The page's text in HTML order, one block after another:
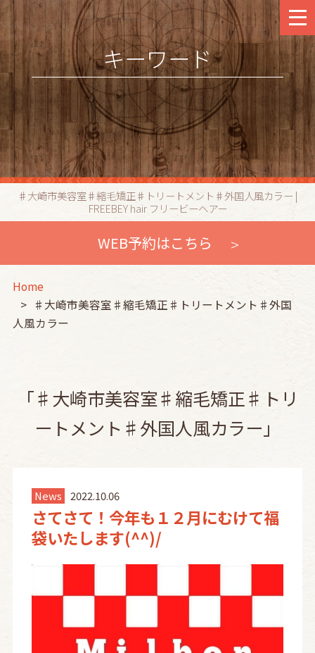
キーワード
♯大崎市美容室♯縮毛矯正♯トリートメント♯外国人風カラー |
FREEBEY hair フリービーヘアー
WEB予約はこちら
Home
♯大崎市美容室♯縮毛矯正♯トリートメント♯外国
人風カラー
「♯大崎市美容室♯縮毛矯正♯トリ
ートメント♯外国人風カラー」
News 2022.10.06
さてさて！今年も１２月にむけて福
袋いたします(^^)/